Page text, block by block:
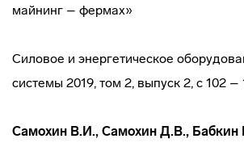
майнинг – фермах»
Силовое и энергетическое
системы 2019, том 2, выпуск 2, с 102 –
Самохин В.И., Самохин Д.В., Бабкин